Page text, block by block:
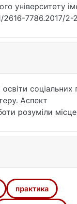
університету
2616-7786.2017/2-
освіти соціальних
Аспект
розуміли
питань
втручання та
проблеми
підготовки
розробки нових
практика